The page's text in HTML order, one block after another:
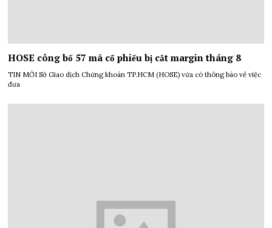
HOSE công bố 57 mã cổ phiếu bị cắt margin tháng 8
TIN MỚI Sở Giao dịch Chứng khoán TP.HCM (HOSE) vừa có thông báo về việc
đưa